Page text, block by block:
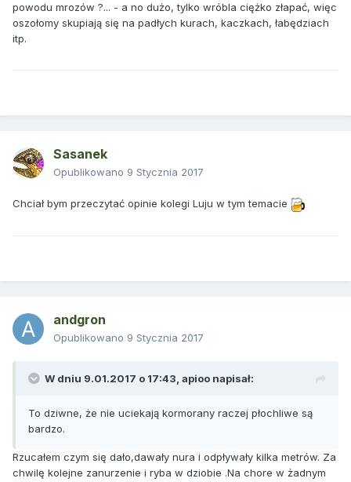
powodu mrozów ?... - a no dużo, tylko wróbla ciężko złapać, więc
oszołomy skupiają się na padłych kurach, kaczkach, łabędziach
itp.
Sasanek
Opublikowano 9 Stycznia 2017
Chciał bym przeczytać opinie kolegi Luju w tym temacie
andgron
Opublikowano 9 Stycznia 2017
W dniu 9.01.2017 o 17:43, apioo napisał:
To dziwne, że nie uciekają kormorany raczej płochliwe są
bardzo.
Rzucałem czym się dało,dawały nura i odpływały kilka metrów. Za
chwilę kolejne zanurzenie i ryba w dziobie .Na chore w żadnym